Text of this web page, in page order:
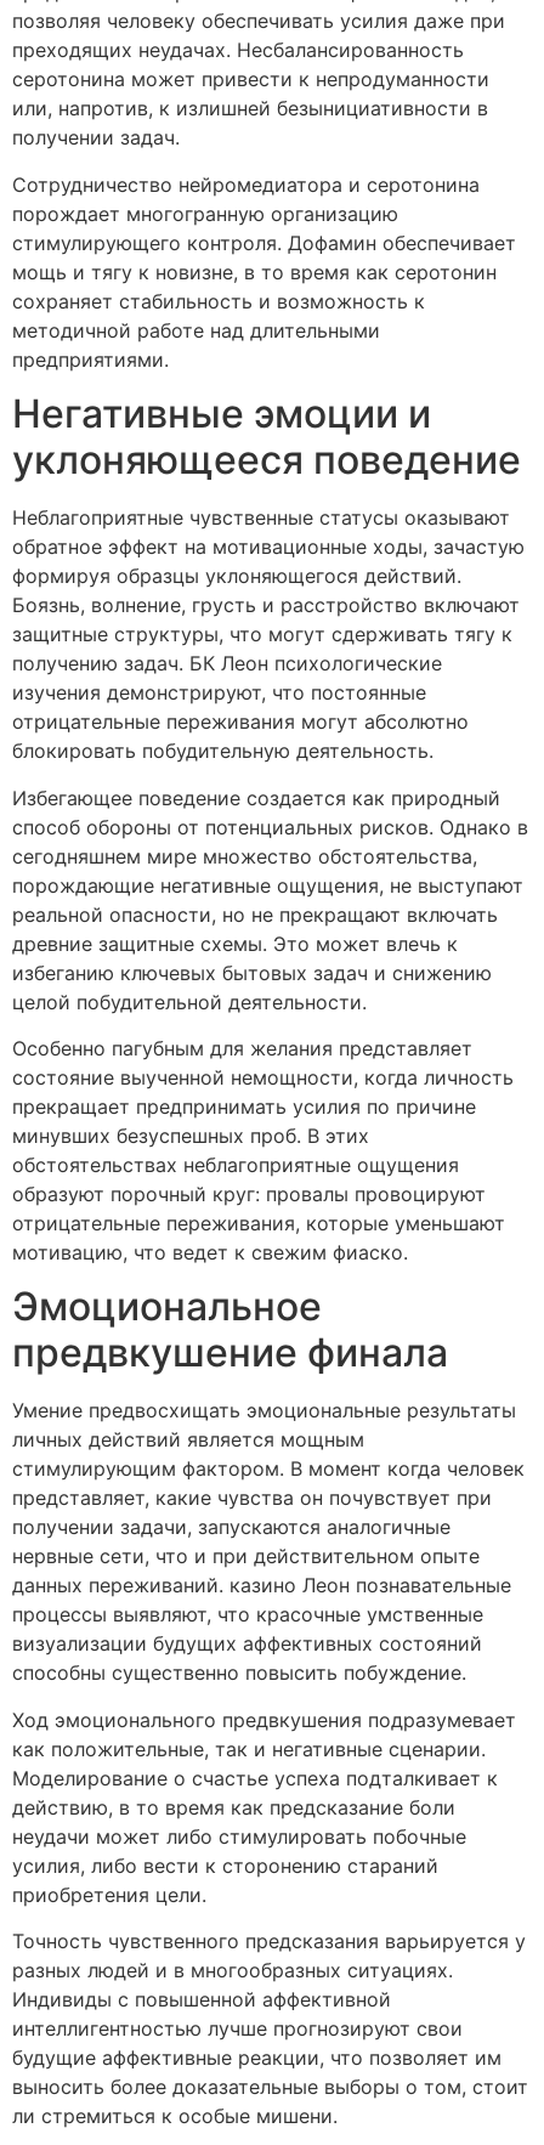
позволяя человеку обеспечивать усилия даже при
преходящих неудачах. Несбалансированность
серотонина может привести к непродуманности
или, напротив, к излишней безынициативности в
получении задач.
Сотрудничество нейромедиатора и серотонина
порождает многогранную организацию
стимулирующего контроля. Дофамин обеспечивает
мощь и тягу к новизне, в то время как серотонин
сохраняет стабильность и возможность к
методичной работе над длительными
предприятиями.
Негативные эмоции и
уклоняющееся поведение
Неблагоприятные чувственные статусы оказывают
обратное эффект на мотивационные ходы, зачастую
формируя образцы уклоняющегося действий.
Боязнь, волнение, грусть и расстройство включают
защитные структуры, что могут сдерживать тягу к
получению задач. БК Леон психологические
изучения демонстрируют, что постоянные
отрицательные переживания могут абсолютно
блокировать побудительную деятельность.
Избегающее поведение создается как природный
способ обороны от потенциальных рисков. Однако в
сегодняшнем мире множество обстоятельства,
порождающие негативные ощущения, не выступают
реальной опасности, но не прекращают включать
древние защитные схемы. Это может влечь к
избеганию ключевых бытовых задач и снижению
целой побудительной деятельности.
Особенно пагубным для желания представляет
состояние выученной немощности, когда личность
прекращает предпринимать усилия по причине
минувших безуспешных проб. В этих
обстоятельствах неблагоприятные ощущения
образуют порочный круг: провалы провоцируют
отрицательные переживания, которые уменьшают
мотивацию, что ведет к свежим фиаско.
Эмоциональное
предвкушение финала
Умение предвосхищать эмоциональные результаты
личных действий является мощным
стимулирующим фактором. В момент когда человек
представляет, какие чувства он почувствует при
получении задачи, запускаются аналогичные
нервные сети, что и при действительном опыте
данных переживаний. казино Леон познавательные
процессы выявляют, что красочные умственные
визуализации будущих аффективных состояний
способны существенно повысить побуждение.
Ход эмоционального предвкушения подразумевает
как положительные, так и негативные сценарии.
Моделирование о счастье успеха подталкивает к
действию, в то время как предсказание боли
неудачи может либо стимулировать побочные
усилия, либо вести к сторонению стараний
приобретения цели.
Точность чувственного предсказания варьируется у
разных людей и в многообразных ситуациях.
Индивиды с повышенной аффективной
интеллигентностью лучше прогнозируют свои
будущие аффективные реакции, что позволяет им
выносить более доказательные выборы о том, стоит
ли стремиться к особые мишени.